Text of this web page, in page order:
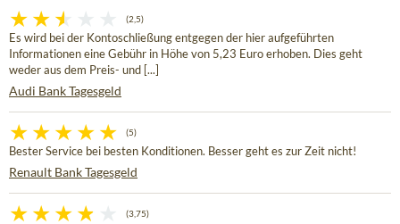
(2,5)
Es wird bei der Kontoschließung entgegen der hier aufgeführten
Informationen eine Gebühr in Höhe von 5,23 Euro erhoben. Dies geht
weder aus dem Preis- und [...]
Audi Bank Tagesgeld
(5)
Bester Service bei besten Konditionen. Besser geht es zur Zeit nicht!
Renault Bank Tagesgeld
(3,75)